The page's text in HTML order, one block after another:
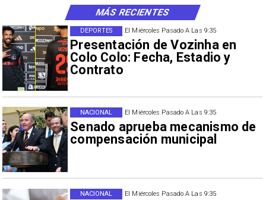
El Miércoles Pasado A Las 9:35
Presentación de Vozinha en
Colo Colo: Fecha, Estadio y
Contrato
DEPORTES
El Miércoles Pasado A Las 9:35
Senado aprueba mecanismo de
compensación municipal
NACIONAL
El Miércoles Pasado A Las 9:35
NACIONAL
MÁS RECIENTES